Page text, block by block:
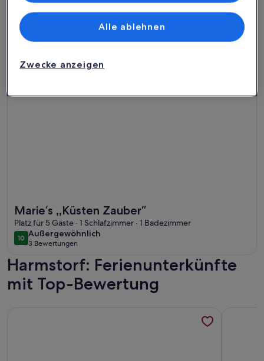
Marie‘s ,,Küsten Zauber“
Platz für 5 Gäste · 1 Schlafzimmer · 1 Badezimmer
1010 von 10
Außergewöhnlich
außergewöhnlich
3 Bewertungen
(3
bewertungen)
Weitere Infos zu Marie‘s ,,Küsten Zauber“
Harmstorf: Ferienunterkünfte
mit Top-Bewertung
Liste der Partner (Lieferanten)
Zwecke anzeigen
Alle ablehnen